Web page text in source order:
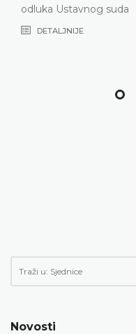
odluka Ustavnog suda
DETALJNIJE
Novosti